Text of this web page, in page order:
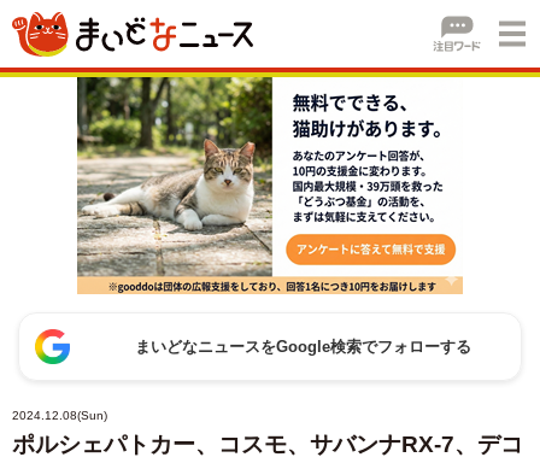
まいどなニュースをGoogle検索でフォローする
2024.12.08(Sun)
ポルシェパトカー、コスモ、サバンナRX-7、デコ